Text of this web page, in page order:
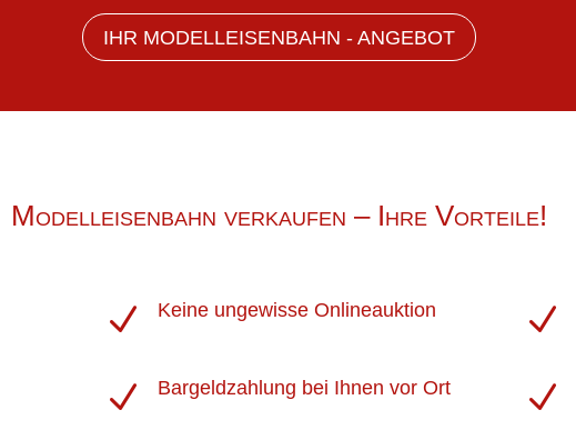
IHR MODELLEISENBAHN - ANGEBOT
Modelleisenbahn verkaufen – Ihre Vorteile!
N Keine ungewisse Onlineauktion N
N Bargeldzahlung bei Ihnen vor Ort N